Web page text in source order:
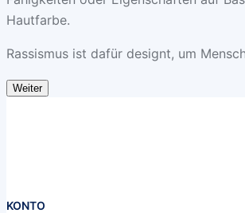
Hautfarbe.
Rassismus ist dafür designt, um
Weiter
KONTO